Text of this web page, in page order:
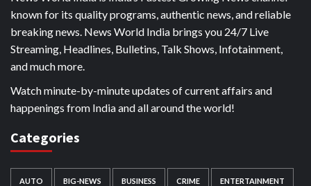
known for its quality programs, authentic news, and reliable
breaking news. News World India brings you 24/7 Live
Streaming, Headlines, Bulletins, Talk Shows, Infotainment,
and much more.
Watch minute-by-minute updates of current affairs and
happenings from India and all around the world!
Categories
AUTO BIG-NEWS BUSINESS CRIME ENTERTAINMENT